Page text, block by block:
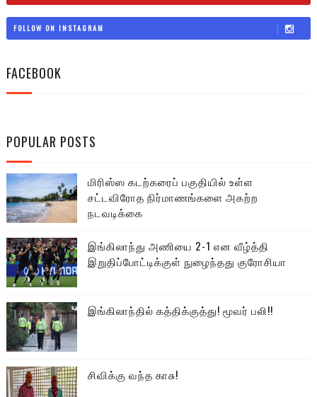
FOLLOW ON INSTAGRAM
FACEBOOK
POPULAR POSTS
மிரிஸ்ஸ கடற்கரைப் பகுதியில் உள்ள
சட்டவிரோத நிர்மாணங்களை அகற்ற
நடவடிக்கை
இங்கிலாந்து அணியை 2-1 என வீழ்த்தி
இறுதிப்போட்டிக்குள் நுழைந்தது குரோசியா
இங்கிலாந்தில் கத்திக்குத்து! மூவர் பலி!!
சிவிக்கு வந்த காசு!